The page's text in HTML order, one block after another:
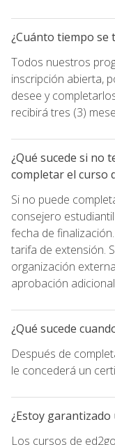
¿Cuánto tiempo se
Todos nuestros
inscripción abierta,
desee y
recibirá tres (3)
¿Qué sucede si no
completar el curso
Si no puede
consejero
fecha de
tarifa de extensión.
organización
aprobación
¿Qué sucede
Después de
le concederá un
¿Estoy
Los cursos de